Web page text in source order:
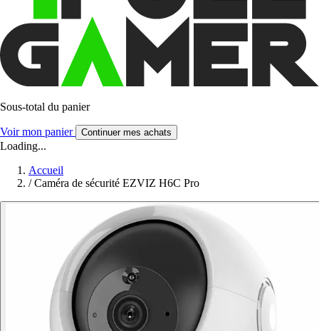
Sous-total du panier
Voir mon panier Continuer mes achats
Loading...
Accueil
/ Caméra de sécurité EZVIZ H6C Pro